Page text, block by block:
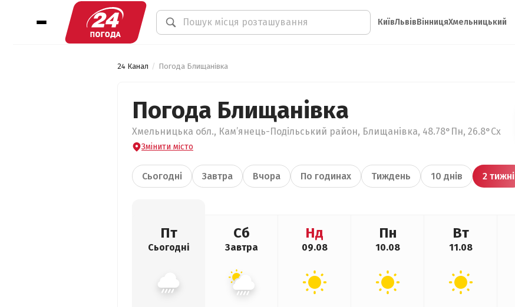
КиївЛьвівВінницяХмельницький
24 Канал Погода Блищанівка
Погода Блищанівка
Хмельницька обл., Кам’янець-Подільський район, Блищанівка, 48.78°Пн, 26.8°Сх
Змінити місто
Сьогодні Завтра Вчора По годинах Тиждень 10 днів 2 тижні
Пт
Сьогодні
Сб
Завтра
Нд
09.08
Пн
10.08
Вт
11.08